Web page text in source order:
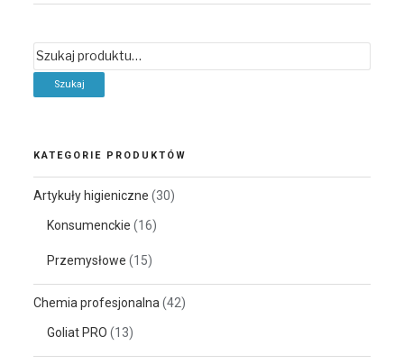
Szukaj:
KATEGORIE PRODUKTÓW
Artykuły higieniczne (30)
Konsumenckie (16)
Przemysłowe (15)
Chemia profesjonalna (42)
Goliat PRO (13)